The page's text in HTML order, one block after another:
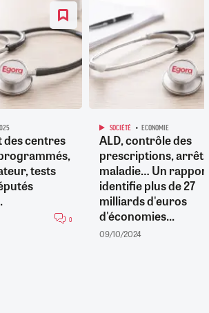
centres
tests
0
SOCIÉTÉ ECONOMIE
ALD, contrôle des
prescriptions, arrêts
maladie… Un
identifie plus de 27
milliards d'euros
d'économies...
09/10/2024